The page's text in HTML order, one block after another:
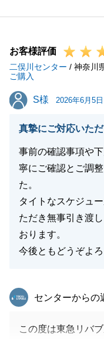
今後とも何かござ
この度は有難うご
お客様評価
二俣川センター / 神奈川
ご購入
S様
S様 2026年6月5日
真摯にご対応いた
事前の確認事項や
寧にご確認とご調
た。
タイトなスケジュ
ただき無事引き渡
おります。
今後ともどうぞよ
東急リバブル
センターからの
この度は東急リバ